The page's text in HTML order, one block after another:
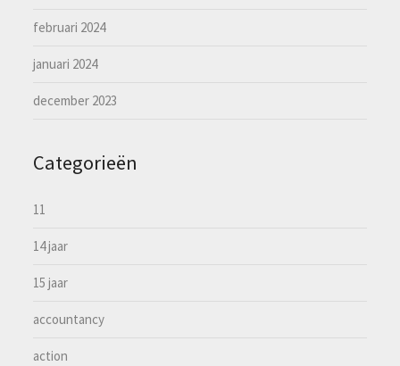
februari 2024
januari 2024
december 2023
Categorieën
11
14 jaar
15 jaar
accountancy
action